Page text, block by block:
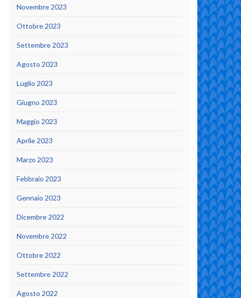
Novembre 2023
Ottobre 2023
Settembre 2023
Agosto 2023
Luglio 2023
Giugno 2023
Maggio 2023
Aprile 2023
Marzo 2023
Febbraio 2023
Gennaio 2023
Dicembre 2022
Novembre 2022
Ottobre 2022
Settembre 2022
Agosto 2022